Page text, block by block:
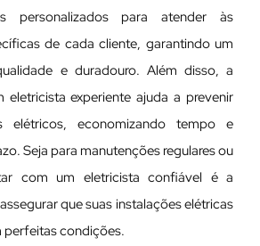
personalizados para atender às
de cada cliente, garantindo um
e duradouro. Além disso, a
experiente ajuda a prevenir
elétricos, economizando tempo e
Seja para manutenções regulares ou
com um eletricista confiável é a
que suas instalações elétricas
perfeitas condições.